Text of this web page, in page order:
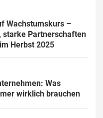
Wachstumskurs –
starke Partnerschaften
Herbst 2025
Was
wirklich brauchen